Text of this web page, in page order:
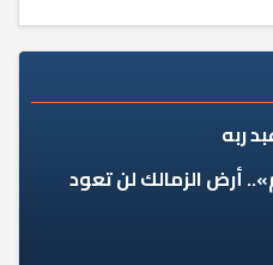
ربه
أرض الزمالك لن تعود